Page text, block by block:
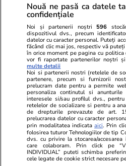
vreme severă imediată.
localităților vizate de
meteo periculoase
Știri România
Trei directori din industria
armament și un om de
reținuți de DNA pentru
mită. Cine sunt cei 4
Decizia Tribunalului
Nouă ne pasă ca datele
confidențiale
Noi și partenerii noștri 596
dispozitivul dvs., precum
datelor cu caracter personal. Puteți
făcând clic mai jos, respectiv vă
în orice moment pe pagina cu
vor fi raportate partenerilor noștri
multe detalii
Noi si partenerii nostri (retelele de
partenere, precum si furnizorii
prelucram date pentru a permite
personaliza continutul si
interesele si/sau profilul dvs.,
retelelor de socializare si pentru a
de drepturile prevazute de art.
prelucrarea datelor cu caracter
prin modalitatea indicataaici. Prin
folosirea tuturor Tehnologiilor de tip
dvs. cu privire la stocarea/
care colaboram. Prin click pe
INDIVIDUAL” puteti schimba
cele legate de cookie strict necesare